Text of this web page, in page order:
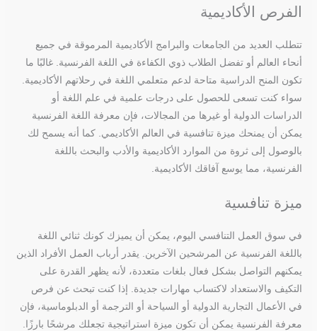
الفرص الأكاديمية
تتطلب العديد من الجامعات والبرامج الأكاديمية المرموقة في جميع
أنحاء العالم أو تفضل الطلاب ذوي الكفاءة في اللغة الفرنسية. غالبًا ما
تكون المنح الدراسية متاحة لدعم متعلمي اللغة في رحلاتهم الأكاديمية.
سواء كنت تسعى للحصول على درجات علمية في علم اللغة أو
الدراسات الدولية أو غيرها من المجالات، فإن معرفة اللغة الفرنسية
يمكن أن يمنحك ميزة تنافسية في العالم الأكاديمي. كما أنه يسمح لك
بالوصول إلى ثروة من الموارد الأكاديمية والأدب والبحث باللغة
الفرنسية، مما يوسع آفاقك الأكاديمية.
ميزة تنافسية
في سوق العمل التنافسي اليوم، يمكن أن يميزك كونك ثنائي اللغة
باللغة الفرنسية عن المرشحين الآخرين. يقدر أرباب العمل الأفراد الذين
يمكنهم التواصل بشكل فعال بلغات متعددة، لأنه يظهر القدرة على
التكيف والاستعداد لاكتساب مهارات جديدة. إذا كنت تبحث عن فرص
في الأعمال التجارية الدولية أو السياحة أو الترجمة أو الدبلوماسية، فإن
معرفة الفرنسية يمكن أن تكون ميزة استراتيجية تجعلك مرشحًا بارزًا.